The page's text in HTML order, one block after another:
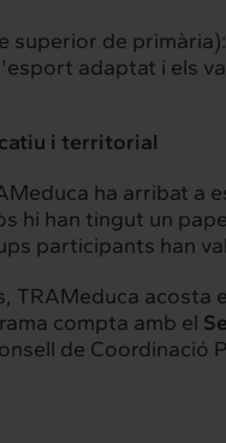
superior de
adaptat i els
i territorial
ha arribat a
hi han tingut un
participants han
TRAMeduca
compta amb el
de Coordinació